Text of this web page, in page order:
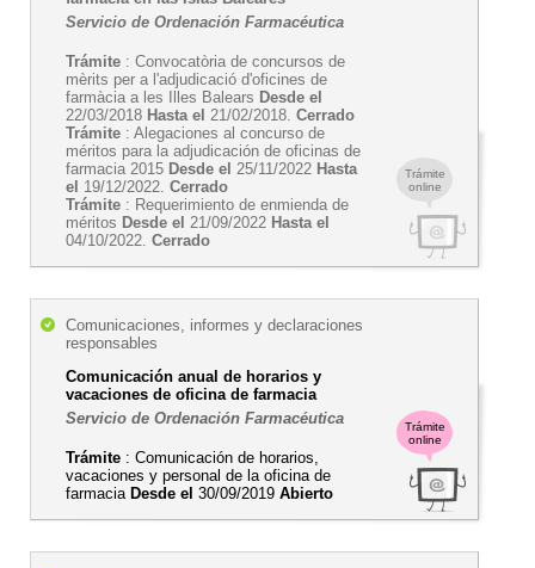
Trámite
online
Servicio de Ordenación Farmacéutica
Trámite : Convocatòria de concursos de
mèrits per a l'adjudicació d'oficines de
farmàcia a les Illes Balears Desde el
22/03/2018 Hasta el 21/02/2018. Cerrado
Trámite : Alegaciones al concurso de
méritos para la adjudicación de oficinas de
farmacia 2015 Desde el 25/11/2022 Hasta
el 19/12/2022. Cerrado
Trámite : Requerimiento de enmienda de
méritos Desde el 21/09/2022 Hasta el
04/10/2022. Cerrado
Trámite
online
Comunicaciones, informes y declaraciones
responsables
Comunicación anual de horarios y
vacaciones de oficina de farmacia
Servicio de Ordenación Farmacéutica
Trámite : Comunicación de horarios,
vacaciones y personal de la oficina de
farmacia Desde el 30/09/2019 Abierto